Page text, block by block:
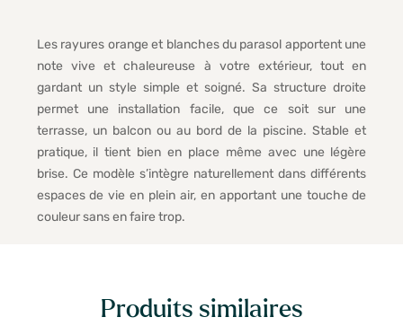
Les rayures orange et blanches du parasol apportent une
note vive et chaleureuse à votre extérieur, tout en
gardant un style simple et soigné. Sa structure droite
permet une installation facile, que ce soit sur une
terrasse, un balcon ou au bord de la piscine. Stable et
pratique, il tient bien en place même avec une légère
brise. Ce modèle s’intègre naturellement dans différents
espaces de vie en plein air, en apportant une touche de
couleur sans en faire trop.
Produits similaires